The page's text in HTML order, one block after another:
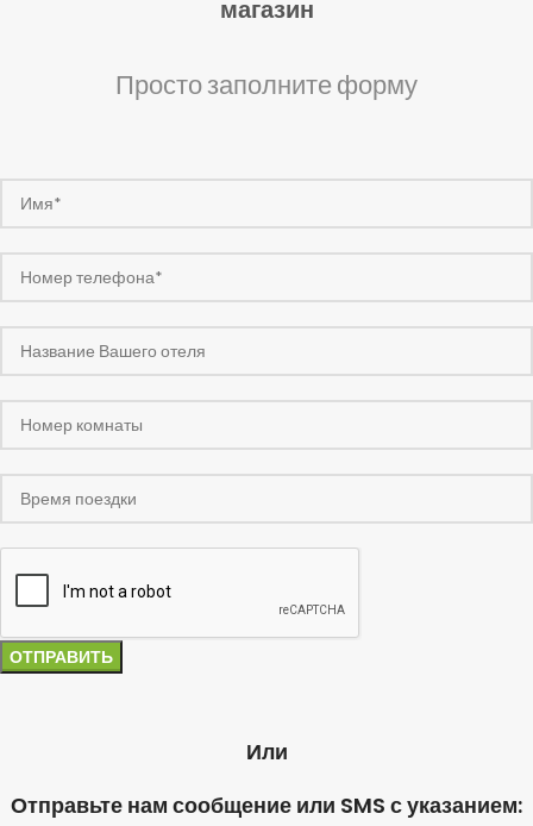
магазин
Просто заполните форму
Или
Отправьте нам сообщение или SMS с указанием: